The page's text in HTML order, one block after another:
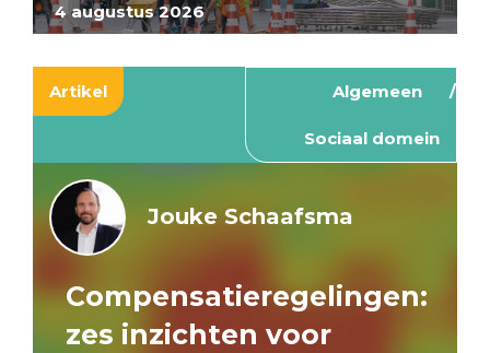
4 augustus 2026
Artikel Algemeen
Sociaal domein
Jouke Schaafsma
Compensatieregelingen:
zes inzichten voor